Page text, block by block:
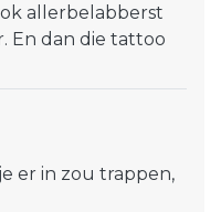
allerbelabberst
En dan die tattoo
er in zou trappen,